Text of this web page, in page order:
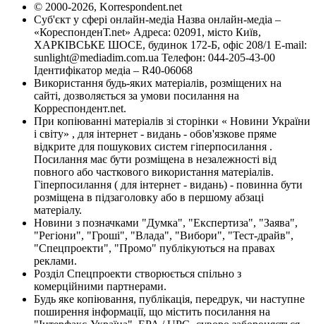
© 2000-2026, Korrespondent.net
Суб'єкт у сфері онлайн-медіа Назва онлайн-медіа –
«КореспонденТ.net» Адреса: 02091, місто Київ,
ХАРКІВСЬКЕ ШОСЕ, будинок 172-Б, офіс 208/1 E-mail:
sunlight@mediadim.com.ua Телефон: 044-205-43-00
Ідентифікатор медіа – R40-06068
Використання будь-яких матеріалів, розміщених на
сайті, дозволяється за умови посилання на
Корреспондент.net.
При копіюванні матеріалів зі сторінки « Новини України
і світу» , для інтернет - видань - обов'язкове пряме
відкрите для пошукових систем гіперпосилання .
Посилання має бути розміщена в незалежності від
повного або часткового використання матеріалів.
Гіперпосилання ( для інтернет - видань) - повинна бути
розміщена в підзаголовку або в першому абзаці
матеріалу.
Новини з позначками "Думка", "Експертиза", "Заява",
"Регіони", "Гроші", "Влада", "Вибори", "Тест-драйв",
"Спецпроекти", "Промо" публікуються на правах
реклами.
Розділ Спецпроекти створюється спільно з
комерційними партнерами.
Будь яке копіювання, публікація, передрук, чи наступне
поширення інформації, що містить посилання на